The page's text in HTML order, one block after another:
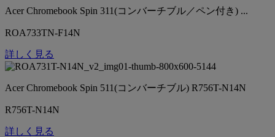
Acer Chromebook Spin 311(コンバーチブル／ペン付き) ...
ROA733TN-F14N
詳しく見る
Acer Chromebook Spin 511(コンバーチブル) R756T-N14N
R756T-N14N
詳しく見る